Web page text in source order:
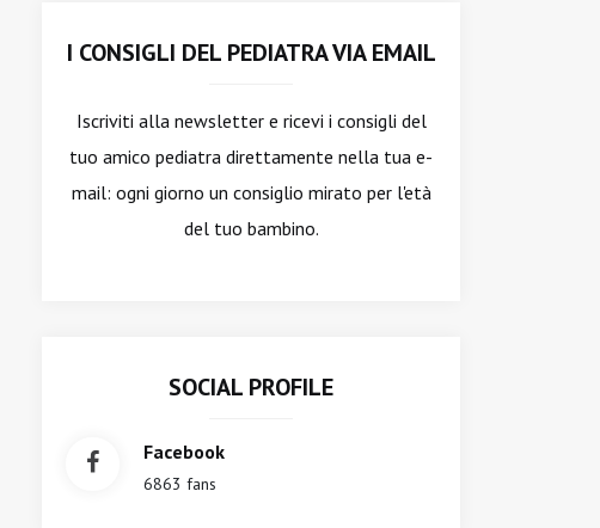
I CONSIGLI DEL PEDIATRA VIA EMAIL
Iscriviti alla newslettere ricevi i consigli del
tuo amico pediatra direttamente nella tua e-
mail: ogni giorno un consiglio mirato per l'età
del tuo bambino.
SOCIAL PROFILE
Facebook
6863 fans